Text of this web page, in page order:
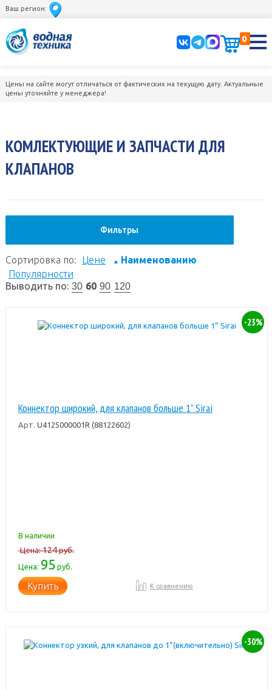
Ваш регион:
0
Цены на сайте могут отличаться от фактических на текущую дату. Актуальные
цены уточняйте у менеджера!
КОМЛЕКТУЮЩИЕ И ЗАПЧАСТИ ДЛЯ
КЛАПАНОВ
Фильтры
Сортировка по: Цене ▲ Наименованию
Популярности
Выводить по: 30 60 90 120
-23%
Коннектор широкий, для клапанов больше 1” Sirai
Арт. U4125000001R (88122602)
В наличии
Цена:124руб.
Цена: 95руб.
Купить К сравнению
-30%